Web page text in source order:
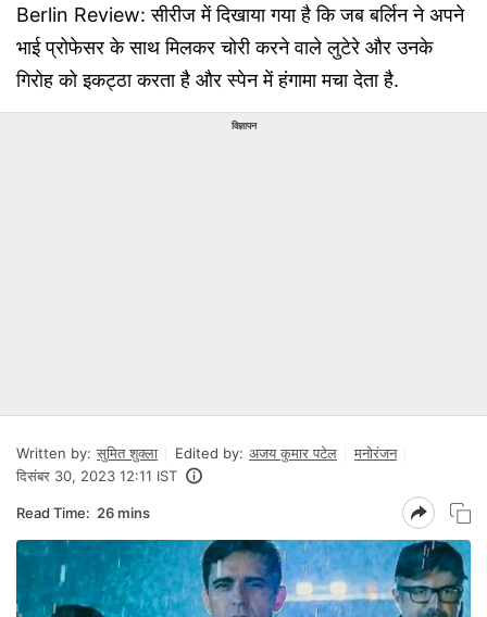
Berlin Review: सीरीज में दिखाया गया है कि जब बर्लिन ने अपने
भाई प्रोफेसर के साथ मिलकर चोरी करने वाले लुटेरे और उनके
गिरोह को इकट्ठा करता है और स्पेन में हंगामा मचा देता है.
विज्ञापन
Written by: सुमित शुक्ला Edited by: अजय कुमार पटेल
मनोरंजन
दिसंबर 30, 2023 12:11 IST
Read Time: 26 mins